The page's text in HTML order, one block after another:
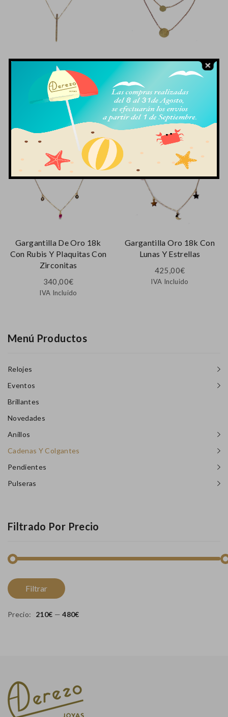
Gargantilla De Oro 18k
Con Barra Y Zirconitas
270,00€
IVA Incluido
Gargantilla De Oro 18k
Con Dos Placas Redondas
225,00€
IVA Incluido
Gargantilla De Oro 18k
Con Rubis Y Plaquitas Con
Zirconitas
340,00€
IVA Incluido
Gargantilla Oro 18k Con
Lunas Y Estrellas
425,00€
IVA Incluido
Menú Productos
Relojes
Eventos
Brillantes
Novedades
Anillos
Cadenas Y Colgantes
Pendientes
Pulseras
Filtrado Por Precio
Filtrar
Precio: 210€ —480€